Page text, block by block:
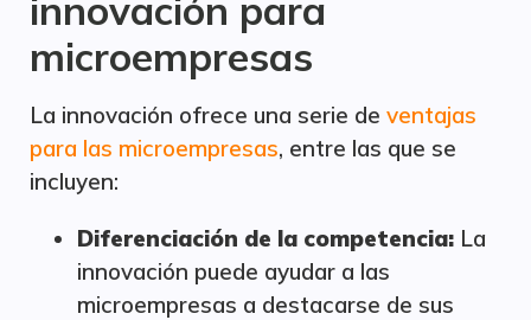
innovación para
microempresas
La innovación ofrece una serie de ventajas
para las microempresas, entre las que se
incluyen:
Diferenciación de la competencia: La
innovación puede ayudar a las
microempresas a destacarse de sus